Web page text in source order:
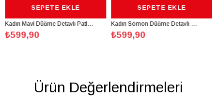
EKLE
Kadın Mavi Düğme Detaylı Patlı Düğmeli Bisiklet Yaka Uzun Kollu Fitilli Kaşkorse Bluz Body
SEPETE EKLE
Kadın Somon Düğme Detaylı Patlı Düğmeli Bisiklet Yaka Uzun Kollu Fitilli Kaşkorse Bluz Body
Ürün Değerlendirmeleri